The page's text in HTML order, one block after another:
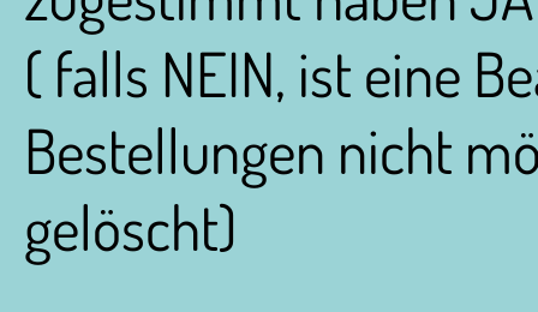
( falls NEIN, ist eine
Bestellungen nicht
gelöscht)